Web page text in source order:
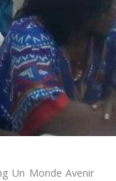
Un Monde Avenir